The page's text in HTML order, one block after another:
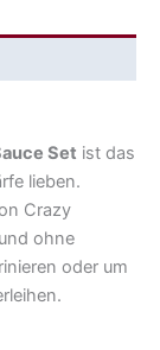
Set ist das
lieben.
Crazy
ohne
oder um